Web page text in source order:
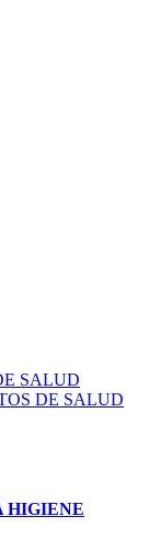
SALUD
DE SALUD
HIGIENE